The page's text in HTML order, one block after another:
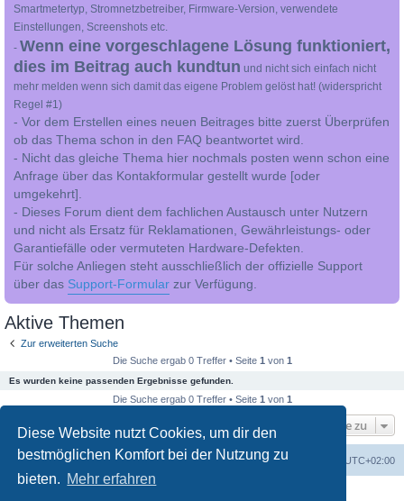
Diese Website nutzt Cookies, um dir den
bestmöglichen Komfort bei der Nutzung zu
bieten. Mehr erfahren
Smartmetertyp, Stromnetzbetreiber, Firmware-Version, verwendete
Einstellungen, Screenshots etc.
- Wenn eine vorgeschlagene Lösung funktioniert,
dies im Beitrag auch kundtun und nicht sich einfach nicht
mehr melden wenn sich damit das eigene Problem gelöst hat! (widerspricht
Regel #1)
- Vor dem Erstellen eines neuen Beitrages bitte zuerst Überprüfen
ob das Thema schon in den FAQ beantwortet wird.
- Nicht das gleiche Thema hier nochmals posten wenn schon eine
Anfrage über das Kontakformular gestellt wurde [oder
umgekehrt].
- Dieses Forum dient dem fachlichen Austausch unter Nutzern
und nicht als Ersatz für Reklamationen, Gewährleistungs- oder
Garantiefälle oder vermuteten Hardware-Defekten.
Für solche Anliegen steht ausschließlich der offizielle Support
über das Support-Formular zur Verfügung.
Aktive Themen
Zur erweiterten Suche
Die Suche ergab 0 Treffer • Seite 1 von 1
Es wurden keine passenden Ergebnisse gefunden.
Die Suche ergab 0 Treffer • Seite 1 von 1
Gehe zu
Foren-Übersicht Alle Zeiten sind UTC+02:00
Alle Cookies löschen